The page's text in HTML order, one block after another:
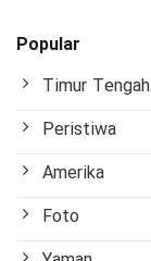
Popular
Timur Tengah
Peristiwa
Amerika
Foto